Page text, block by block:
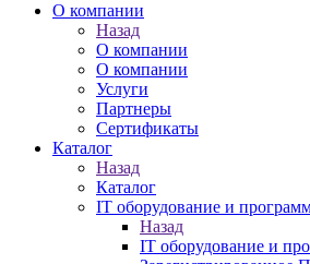
О компании
Назад
О компании
О компании
Услуги
Партнеры
Сертификаты
Каталог
Назад
Каталог
IT оборудование и
Назад
IT оборудование и